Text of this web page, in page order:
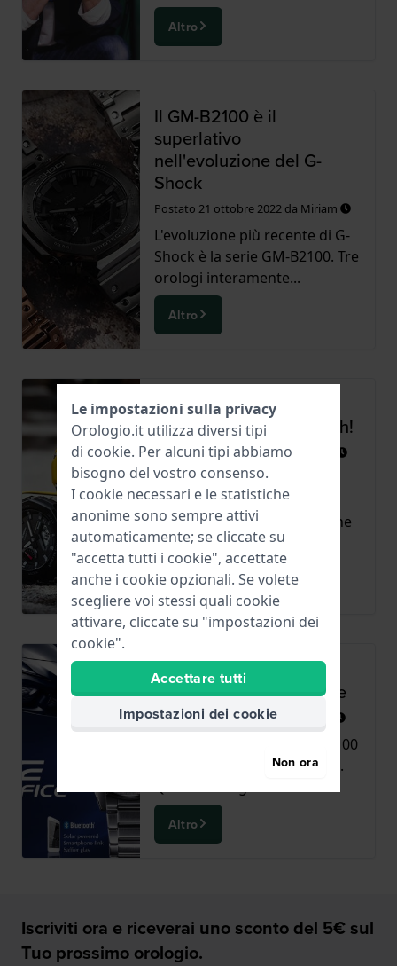
Altro
Il GM-B2100 è il
superlativo
nell'evoluzione del G-
Shock
Postato 21 ottobre 2022da Miriam
L'evoluzione più recente di G-
Shock è la serie GM-B2100. Tre
orologi interamente...
Altro
GA-B2100: il classico G-
Shock, ora con Bluetooth!
Postato24 agosto 2022da
Aggiungendo una batteria
solare e una connessione
Bluetooth con lo smartphone
al...
Altro
Orologi Casio Edifice:
ispirati alle auto sportive
Postato13 maggio 2022
La linea Casio Edifice ECB-S100
unisce velocità ed efficienza.
Altro
Iscriviti ora e riceverai uno sconto del 5€ sul
Tuo prossimo orologio.
Le impostazioni sulla privacy
Orologio.it utilizza diversi tipi
di cookie. Per alcuni tipi abbiamo
bisogno del vostro consenso.
I cookie necessari e le statistiche
anonime sono sempre attivi
automaticamente; se cliccate su
"accetta tutti i cookie", accettate
anche i cookie opzionali. Se volete
scegliere voi stessi quali cookie
attivare, cliccate su "impostazioni dei
cookie".
Accettare tutti
Impostazioni dei cookie
Non ora